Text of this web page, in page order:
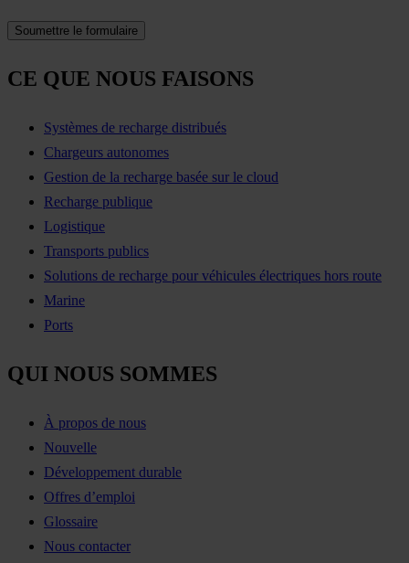
CE QUE NOUS FAISONS
Systèmes de recharge distribués
Chargeurs autonomes
Gestion de la recharge basée sur le cloud
Recharge publique
Logistique
Transports publics
Solutions de recharge pour véhicules électriques hors route
Marine
Ports
QUI NOUS SOMMES
À propos de nous
Nouvelle
Développement durable
Offres d’emploi
Glossaire
Nous contacter